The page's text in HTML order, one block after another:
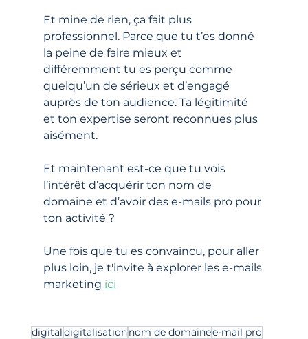
Et mine de rien, ça fait plus
professionnel. Parce que tu t’es donné
la peine de faire mieux et
différemment tu es perçu comme
quelqu’un de sérieux et d’engagé
auprès de ton audience. Ta légitimité
et ton expertise seront reconnues plus
aisément.
Et maintenant est-ce que tu vois
l’intérêt d’acquérir ton nom de
domaine et d’avoir des e-mails pro pour
ton activité ?
Une fois que tu es convaincu, pour aller
plus loin, je t'invite à explorer les e-mails
marketing ici
digitaldigitalisationnom de domainee-mail pro